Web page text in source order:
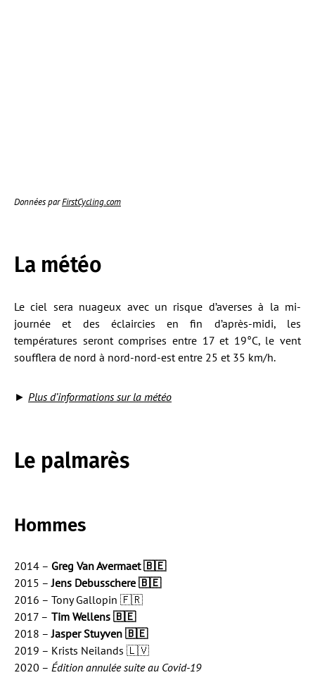
Données parFirstCycling.com
La météo
Le ciel sera nuageux avec un risque d’averses à la mi-
journée et des éclaircies en fin d’après-midi, les
températures seront comprises entre 17 et 19°C, le vent
soufflera de nord à nord-nord-est entre 25 et 35 km/h.
► Plus d’informations sur la météo
Le palmarès
Hommes
2014 – Greg Van Avermaet 🇧🇪
2015 –Jens Debusschere 🇧🇪
2016 – Tony Gallopin 🇫🇷
2017 – Tim Wellens 🇧🇪
2018 –Jasper Stuyven 🇧🇪
2019 – Krists Neilands 🇱🇻
2020 – Édition annulée suite au Covid-19